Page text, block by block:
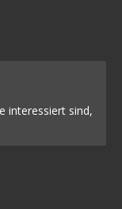
interessiert sind,